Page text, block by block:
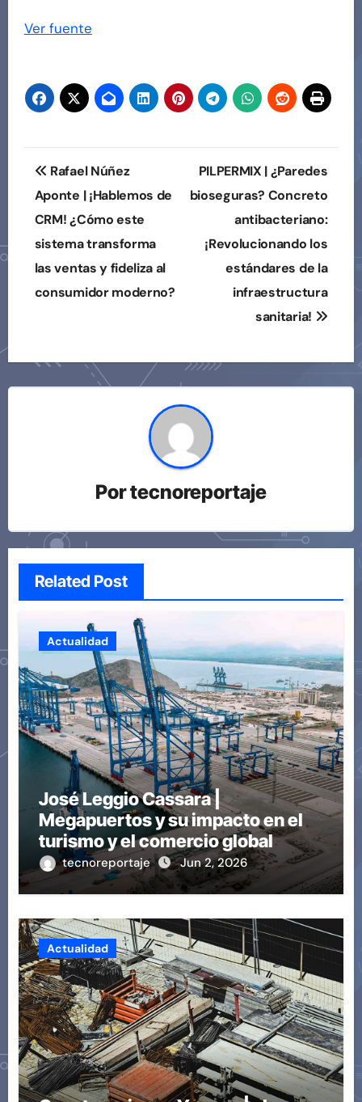
de
Ver fuente
Navegación
de
entradas
Rafael Núñez
Aponte | ¡Hablemos de
CRM! ¿Cómo este
sistema transforma
las ventas y fideliza al
consumidor moderno?
PILPERMIX | ¿Paredes
bioseguras? Concreto
antibacteriano:
¡Revolucionando los
estándares de la
infraestructura
sanitaria!
Portecnoreportaje
Related Post
Actualidad
José Leggio Cassara |
Megapuertos y su impacto en el
turismo y el comercio global
tecnoreportaje Jun 2, 2026
Actualidad